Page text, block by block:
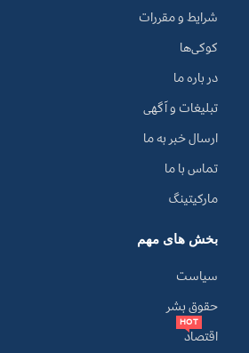
شرایط و مقررات
کوکی‌ها
در باره ما
تبلیغات و آگهی
ارسال خبر به ما
تماس با ما
مارکیتینگ
بخش های مهم
سیاست
حقوق بشر
اقتصاد
HOT